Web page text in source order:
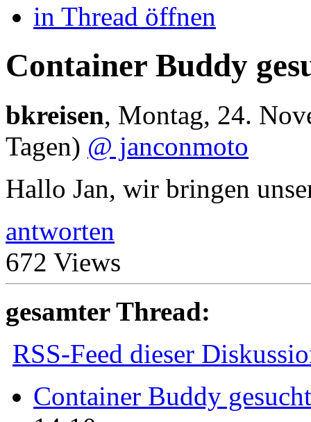
in Thread öffnen
Container Buddy
bkreisen, Montag, 24.
Tagen) @ janconmoto
Hallo Jan, wir bringen
antworten
672 Views
gesamter Thread:
RSS-Feed dieser
Container Buddy gesucht